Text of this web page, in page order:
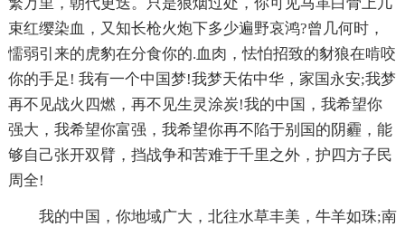
束红缨染血，又知长枪火炮下多少遍野哀鸿?曾几何时，
懦弱引来的虎豹在分食你的.血肉，怯怕招致的豺狼在啃咬
你的手足! 我有一个中国梦!我梦天佑中华，家国永安;我梦
再不见战火四燃，再不见生灵涂炭!我的中国，我希望你
强大，我希望你富强，我希望你再不陷于别国的阴霾，能
够自己张开双臂，挡战争和苦难于千里之外，护四方子民
周全!
我的中国，你地域广大，北往水草丰美，牛羊如珠;南